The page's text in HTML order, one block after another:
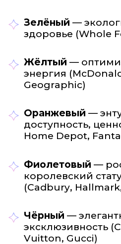
Зелёный —
здоровье (Whole
Жёлтый —
энергия
Geographic)
Оранжевый —
доступность,
Home Depot,
Фиолетовый —
королевский
(Cadbury,
Чёрный —
эксклюзивность
Vuitton, Gucci)